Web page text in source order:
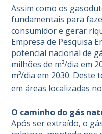
Assim como os
fundamentais para
consumidor e gerar
Empresa de Pesquisa
potencial nacional de
milhões de m³/dia em
m³/dia em 2030.
em áreas localizadas
O caminho do gás
Após ser extraído, o